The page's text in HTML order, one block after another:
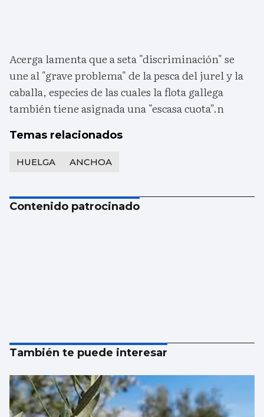
Acerga lamenta que a seta "discriminación" se
une al "grave problema" de la pesca del jurel y la
caballa, especies de las cuales la flota gallega
también tiene asignada una "escasa cuota".n
Temas relacionados
HUELGA ANCHOA
Contenido patrocinado
También te puede interesar